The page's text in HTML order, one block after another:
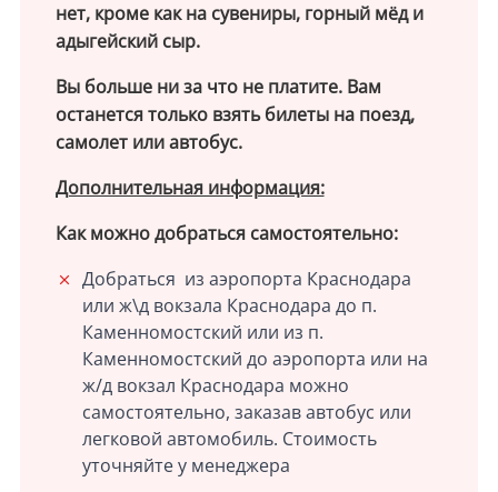
нет, кроме как на сувениры, горный мёд и
адыгейский сыр.
Вы больше ни за что не платите. Вам
останется только взять билеты на поезд,
самолет или автобус.
Дополнительная информация:
Как можно добраться самостоятельно:
Добраться из аэропорта Краснодара
или ж\д вокзала Краснодара до п.
Каменномостский или из п.
Каменномостский до аэропорта или на
ж/д вокзал Краснодара можно
самостоятельно, заказав автобус или
легковой автомобиль. Стоимость
уточняйте у менеджера